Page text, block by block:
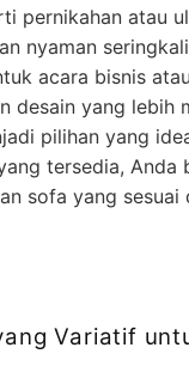
pernikahan atau
nyaman
acara bisnis
desain yang lebih
pilihan yang
tersedia, Anda
sofa yang sesuai
Variatif